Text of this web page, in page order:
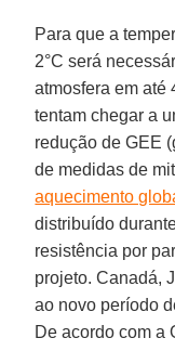
Para que a
2°C será
atmosfera em até
tentam chegar a
redução de GEE
de medidas de
aquecimento
distribuído
resistência por
projeto. Canadá,
ao novo período
De acordo com a